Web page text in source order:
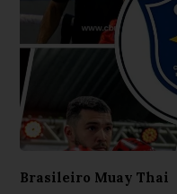
Brasileiro Muay Thai